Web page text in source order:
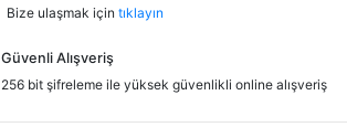
Bize ulaşmak içintıklayın
Güvenli Alışveriş
256 bit şifreleme ile yüksek güvenlikli online alışveriş